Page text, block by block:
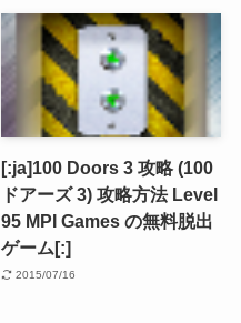
[:ja]100 Doors 3 攻略 (100
ドアーズ 3) 攻略方法 Level
95 MPI Games の無料脱出
ゲーム[:]
2015/07/16